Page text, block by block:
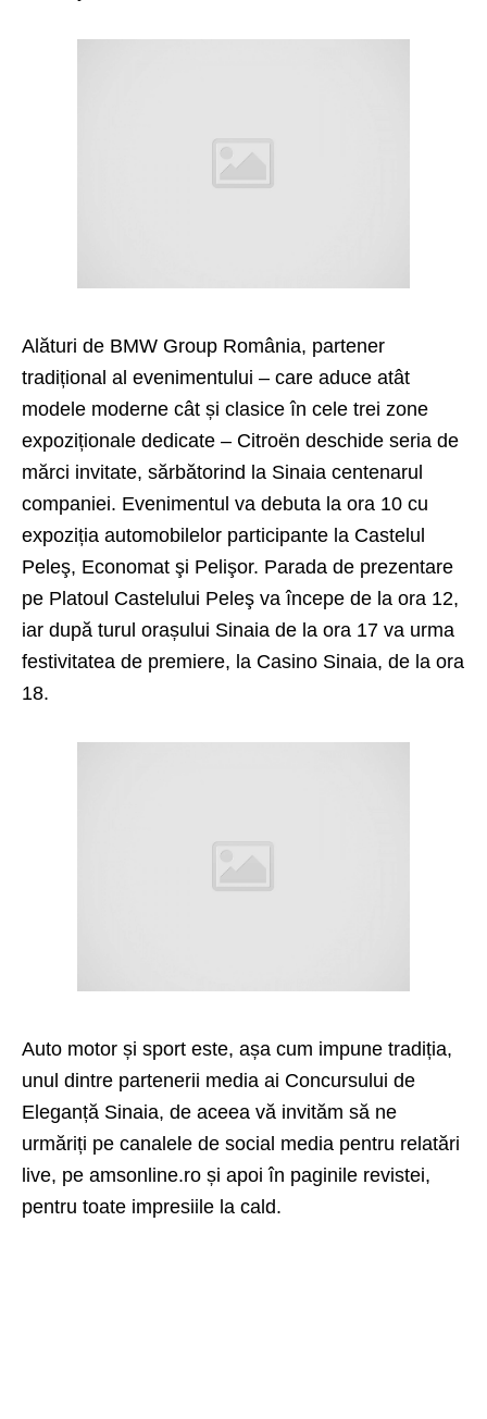
Alături de BMW Group România, partener
tradițional al evenimentului – care aduce atât
modele moderne cât și clasice în cele trei zone
expoziționale dedicate – Citroën deschide seria de
mărci invitate, sărbătorind la Sinaia centenarul
companiei. Evenimentul va debuta la ora 10 cu
expoziția automobilelor participante la Castelul
Peleş, Economat şi Pelişor. Parada de prezentare
pe Platoul Castelului Peleş va începe de la ora 12,
iar după turul orașului Sinaia de la ora 17 va urma
festivitatea de premiere, la Casino Sinaia, de la ora
18.
Auto motor și sport este, așa cum impune tradiția,
unul dintre partenerii media ai Concursului de
Eleganță Sinaia, de aceea vă invităm să ne
urmăriți pe canalele de social media pentru relatări
live, pe amsonline.ro și apoi în paginile revistei,
pentru toate impresiile la cald.